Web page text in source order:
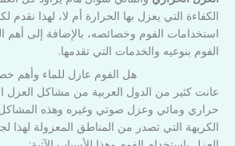
الكفاءة التي يعزل بها الحرارة أم لا، لهذا نقدم
استخدامات الفوم وخصائصه، بالإضافة إلى
الفوم بنوعيه والخدمات التي تقدمها.
هل الفوم عازل للماء وأهم
عانت كثير من الدول العربية من مشاكل العزل
حراري ومائي وعزل صوتي وغيره وهذه
الكريهة التي تصدر من المناطق المعزولة لهذا